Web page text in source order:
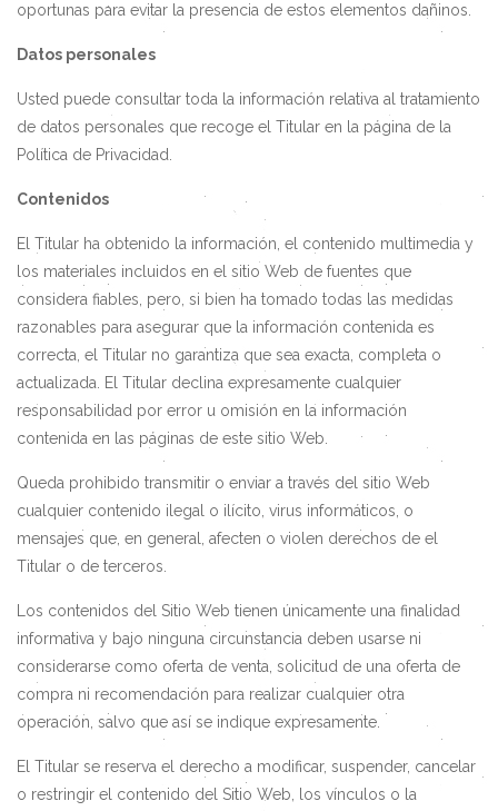
oportunas para evitar la presencia de estos elementos dañinos.
Datos personales
Usted puede consultar toda la información relativa al tratamiento
de datos personales que recoge el Titular en la página de la
Política de Privacidad.
Contenidos
El Titular ha obtenido la información, el contenido multimedia y
los materiales incluidos en el sitio Web de fuentes que
considera fiables, pero, si bien ha tomado todas las medidas
razonables para asegurar que la información contenida es
correcta, el Titular no garantiza que sea exacta, completa o
actualizada. El Titular declina expresamente cualquier
responsabilidad por error u omisión en la información
contenida en las páginas de este sitio Web.
Queda prohibido transmitir o enviar a través del sitio Web
cualquier contenido ilegal o ilícito, virus informáticos, o
mensajes que, en general, afecten o violen derechos de el
Titular o de terceros.
Los contenidos del Sitio Web tienen únicamente una finalidad
informativa y bajo ninguna circunstancia deben usarse ni
considerarse como oferta de venta, solicitud de una oferta de
compra ni recomendación para realizar cualquier otra
operación, salvo que así se indique expresamente.
El Titular se reserva el derecho a modificar, suspender, cancelar
o restringir el contenido del Sitio Web, los vínculos o la